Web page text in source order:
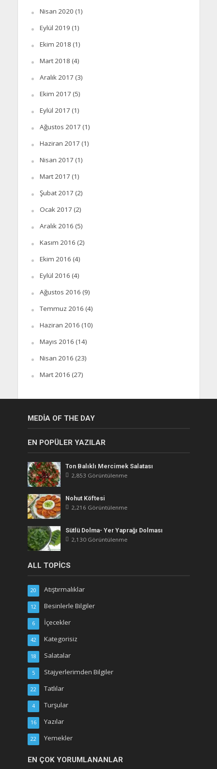
Nisan 2020 (1)
Eylül 2019 (1)
Ekim 2018 (1)
Mart 2018 (4)
Aralık 2017 (3)
Ekim 2017 (5)
Eylül 2017 (1)
Ağustos 2017 (1)
Haziran 2017 (1)
Nisan 2017 (1)
Mart 2017 (1)
Şubat 2017 (2)
Ocak 2017 (2)
Aralık 2016 (5)
Kasım 2016 (2)
Ekim 2016 (4)
Eylül 2016 (4)
Ağustos 2016 (9)
Temmuz 2016 (4)
Haziran 2016 (10)
Mayıs 2016 (14)
Nisan 2016 (23)
Mart 2016 (27)
MEDIA OF THE DAY
EN POPÜLER YAZILAR
Ton Balıklı Mercimek Salatası
2,853 Görüntülenme
Nohut Köftesi
2,216 Görüntülenme
Sütlü Dolma- Yer Yaprağı Dolması
2,130 Görüntülenme
ALL TOPICS
Atıştırmalıklar
20
Besinlerle Bilgiler
12
İçecekler
6
Kategorisiz
42
Salatalar
18
Stajyerlerimden Bilgiler
5
Tatlılar
22
Turşular
4
Yazılar
16
Yemekler
22
EN ÇOK YORUMLANANLAR